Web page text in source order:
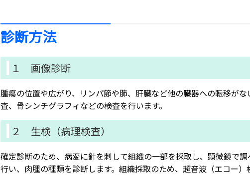
診断方法
１ 画像診断
腫瘍の位置や広がり、リンパ節や肺、肝臓など他の臓器への転移が
査、骨シンチグラフィなどの検査を行います。
２ 生検（病理検査）
確定診断のため、病変に針を刺して組織の一部を採取し、顕微鏡で
行い、肉腫の種類を診断します。組織採取のため、超音波（エコー